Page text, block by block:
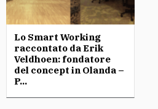
Lo Smart Working
raccontato da Erik
Veldhoen: fondatore
del concept in Olanda –
P...